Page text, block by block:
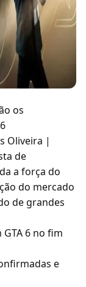
os
Oliveira |
de
a força do
do mercado
de grandes
6 no fim
e